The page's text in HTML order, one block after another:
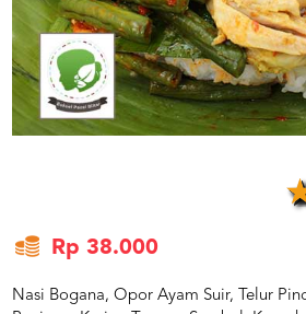
CONDITIONS
CALL
CENTER
021
5091
3494
Rp 38.000
Nasi Bogana, Opor Ayam Suir, Telur